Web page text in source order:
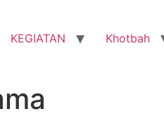
KEGIATAN Khotbah